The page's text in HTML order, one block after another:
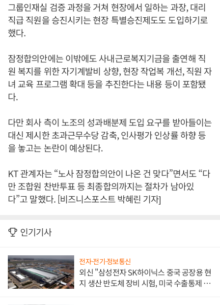
그룹인재실 검증 과정을 거쳐 현장에서 일하는 과장, 대리
직급 직원을 승진시키는 현장 특별승진제도도 도입하기로
했다.
잠정합의안에는 이밖에도 사내근로복지기금을 출연해 직
원 복지를 위한 자기계발비 상향, 현장 작업복 개선, 직원 자
녀 교육 프로그램 확대 등을 추진한다는 내용 등이 포함됐
다.
다만 회사 측이 노조의 성과배분제 도입 요구를 받아들이는
대신 제시한 초과근무수당 감축, 인사평가 인상률 하향 등
을 놓고는 논란이 예상된다.
KT 관계자는 “노사 잠정합의안이 나온 건 맞다”면서도 “다
만 조합원 찬반투표 등 최종합의까지는 절차가 남아있
다”고 말했다. [비즈니스포스트 박혜린 기자]
인기기사
전자·전기·정보통신
외신 "삼성전자 SK하이닉스 중국 공장용 현
지 생산 반도체 장비 시험, 미국 수출통제 대